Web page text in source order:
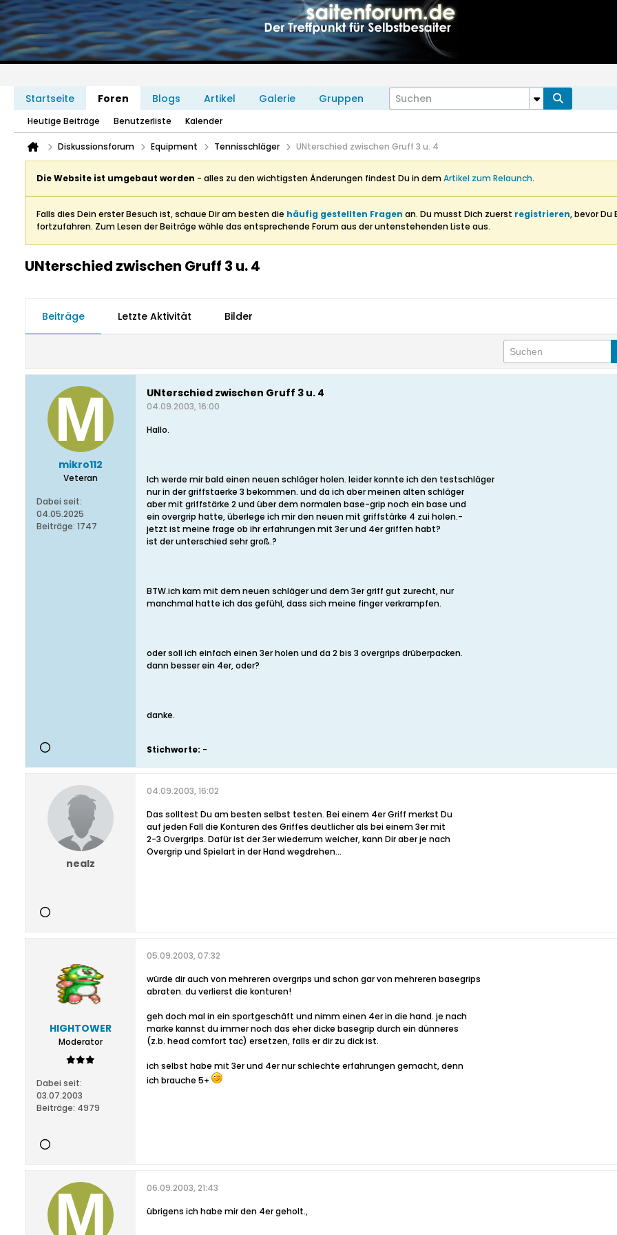
Startseite Foren Blogs Artikel Galerie Gruppen
Heutige Beiträge Benutzerliste Kalender
Diskussionsforum Equipment Tennisschläger UNterschied zwischen Gruff 3 u. 4
Die Website ist umgebaut worden - alles zu den wichtigsten Änderungen findest Du in demArtikel zum Relaunch.
Falls dies Dein erster Besuch ist, schaue Dir am besten die häufig gestellten Fragen an. Du musst Dich zuerst registrieren, bevor Du
fortzufahren. Zum Lesen der Beiträge wähle das entsprechende Forum aus der untenstehenden Liste aus.
UNterschied zwischen Gruff 3 u. 4
Beiträge Letzte Aktivität Bilder
mikro112
Veteran
Dabei seit:
04.05.2025
Beiträge: 1747
UNterschied zwischen Gruff 3 u. 4
04.09.2003, 16:00
Hallo.
Ich werde mir bald einen neuen schläger holen. leider konnte ich den testschläger
nur in der griffstaerke 3 bekommen. und da ich aber meinen alten schläger
aber mit griffstärke 2 und über dem normalen base-grip noch ein base und
ein overgrip hatte, überlege ich mir den neuen mit griffstärke 4 zui holen.-
jetzt ist meine frage ob ihr erfahrungen mit 3er und 4er griffen habt?
ist der unterschied sehr groß.?
BTW.ich kam mit dem neuen schläger und dem 3er griff gut zurecht, nur
manchmal hatte ich das gefühl, dass sich meine finger verkrampfen.
oder soll ich einfach einen 3er holen und da 2 bis 3 overgrips drüberpacken.
dann besser ein 4er, oder?
danke.
Stichworte: -
nealz
04.09.2003, 16:02
Das solltest Du am besten selbst testen. Bei einem 4er Griff merkst Du
auf jeden Fall die Konturen des Griffes deutlicher als bei einem 3er mit
2-3 Overgrips. Dafür ist der 3er wiederrum weicher, kann Dir aber je nach
Overgrip und Spielart in der Hand wegdrehen...
HIGHTOWER
Moderator
Dabei seit:
03.07.2003
Beiträge: 4979
05.09.2003, 07:32
würde dir auch von mehreren overgrips und schon gar von mehreren basegrips
abraten. du verlierst die konturen!
geh doch mal in ein sportgeschäft und nimm einen 4er in die hand. je nach
marke kannst du immer noch das eher dicke basegrip durch ein dünneres
(z.b. head comfort tac) ersetzen, falls er dir zu dick ist.
ich selbst habe mit 3er und 4er nur schlechte erfahrungen gemacht, denn
ich brauche 5+
06.09.2003, 21:43
übrigens ich habe mir den 4er geholt.,